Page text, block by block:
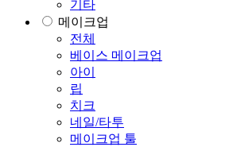
기타
메이크업
전체
베이스 메이크업
아이
립
치크
네일/타투
메이크업 툴